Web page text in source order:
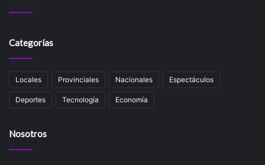
Categorías
Locales Provinciales Nacionales Espectáculos
Deportes Tecnología Economía
Nosotros